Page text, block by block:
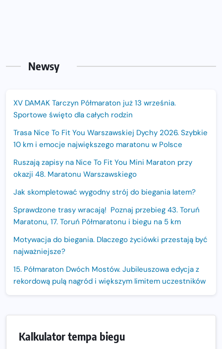
Newsy
XV DAMAK Tarczyn Półmaraton już 13 września.
Sportowe święto dla całych rodzin
Trasa Nice To Fit You Warszawskiej Dychy 2026. Szybkie
10 km i emocje największego maratonu w Polsce
Ruszają zapisy na Nice To Fit You Mini Maraton przy
okazji 48. Maratonu Warszawskiego
Jak skompletować wygodny strój do biegania latem?
Sprawdzone trasy wracają! Poznaj przebieg 43. Toruń
Maratonu, 17. Toruń Półmaratonu i biegu na 5 km
Motywacja do biegania. Dlaczego życiówki przestają być
najważniejsze?
15. Półmaraton Dwóch Mostów. Jubileuszowa edycja z
rekordową pulą nagród i większym limitem uczestników
Oficjalna koszulka LOTTO 25. Poznań Maratonu!
Kalkulator tempa biegu